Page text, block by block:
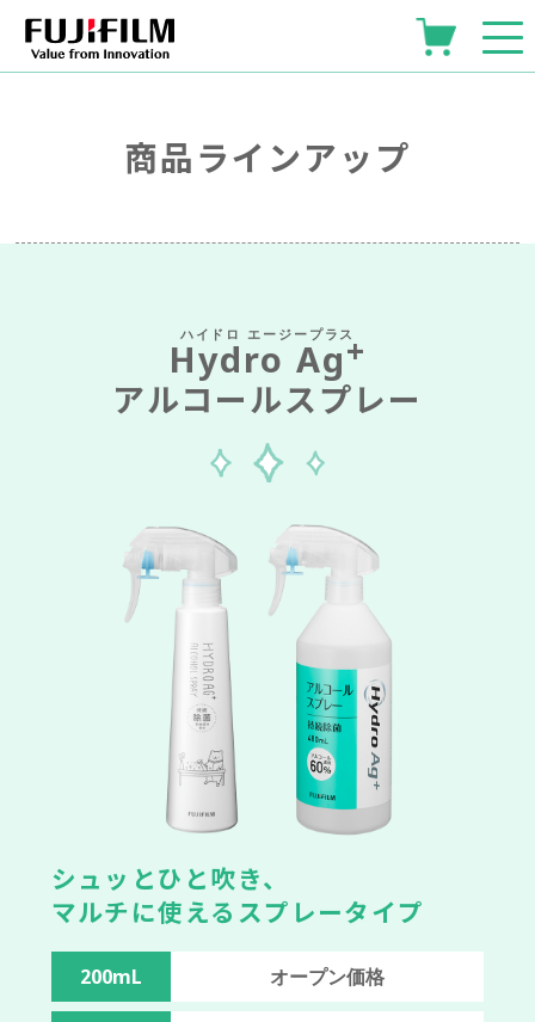
商品ラインアップ
Hydro Ag+
アルコールスプレー
シュッとひと吹き、
マルチに使えるスプレータイプ
200mL オープン価格